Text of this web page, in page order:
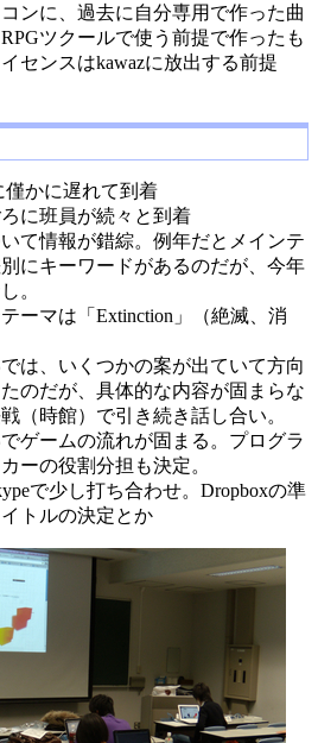
ンに、過去に自分専用で作った曲
ツクールで使う前提で作ったも
センスはkawazに放出する前提
僅かに遅れて到着
に班員が続々と到着
て情報が錯綜。例年だとメインテ
にキーワードがあるのだが、今年
。
ーマは「Extinction」（絶滅、消
は、いくつかの案が出ていて方向
のだが、具体的な内容が固まらな
（時館）で引き続き話し合い。
ゲームの流れが固まる。プログラ
ーの役割分担も決定。
で少し打ち合わせ。Dropboxの準
トルの決定とか